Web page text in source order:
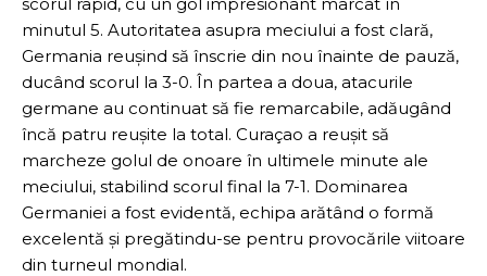
minutul 5. Autoritatea asupra meciului a fost clară,
Germania reușind să înscrie din nou înainte de pauză,
ducând scorul la 3-0. În partea a doua, atacurile
germane au continuat să fie remarcabile, adăugând
încă patru reușite la total. Curaçao a reușit să
marcheze golul de onoare în ultimele minute ale
meciului, stabilind scorul final la 7-1. Dominarea
Germaniei a fost evidentă, echipa arătând o formă
excelentă și pregătindu-se pentru provocările viitoare
din turneul mondial.